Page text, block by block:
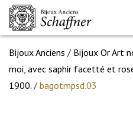
Bijoux Anciens / Bijoux Or Art
moi, avec saphir facetté et
1900. / bagotmpsd.03